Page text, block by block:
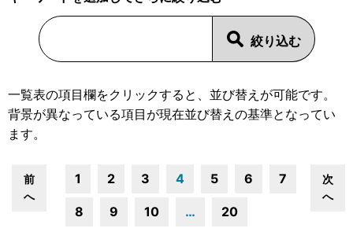
一覧表の項目欄をクリックすると、並び替えが可能です。
背景が異なっている項目が現在並び替えの基準となってい
ます。
前
へ
1 2 3 4 5 6 7
8 9 10 … 20
次
へ